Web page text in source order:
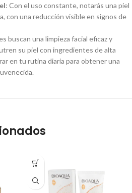
: Con el uso constante, notarás una piel
con una reducción visible en signos de
buscan una limpieza facial eficaz y
su piel con ingredientes de alta
en tu rutina diaria para obtener una